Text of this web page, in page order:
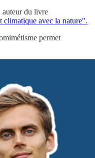
auteur du livre
climatique avec la nature".
permet